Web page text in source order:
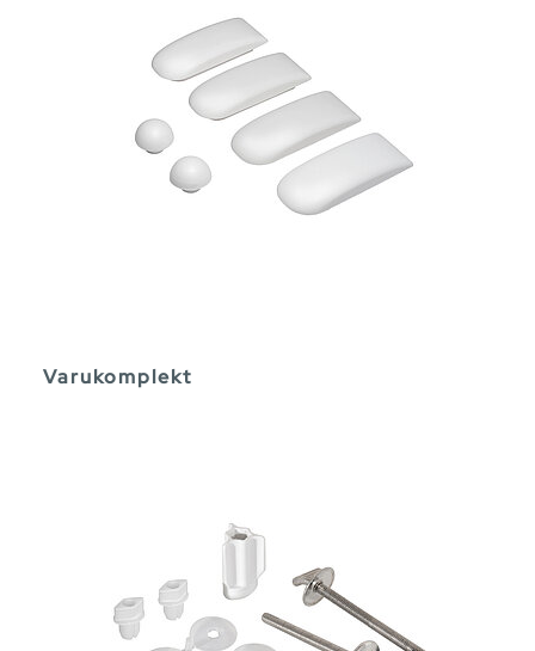
Varukomplekt